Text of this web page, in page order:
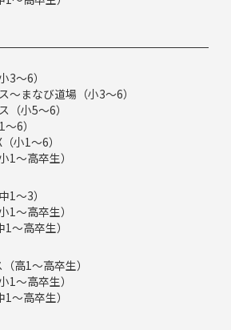
3～6）
～まなび道場（小3～6）
（小5～6）
6）
小1～6）
1～高卒生）
1～3）
1～高卒生）
～高卒生）
高1～高卒生）
1～高卒生）
～高卒生）